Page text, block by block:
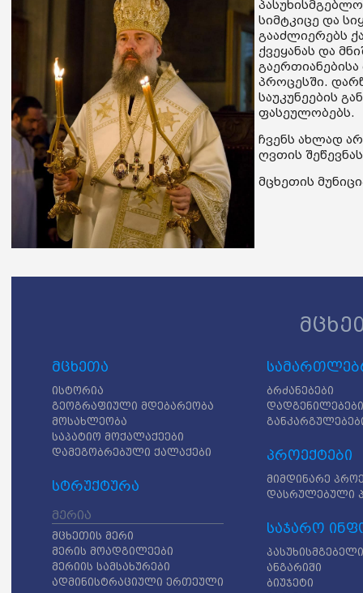
სიმტკიცე და
გააძლიერებს
ქვეყანას და
პროცესში.
საუკუნეების
ფასეულობებს.
ჩვენს ახლად
ღვთის
მცხეთის
მცხეთა
ისტორია
გეოგრაფიული მდებარეობა
მოსახლეობა
საპატიო მოქალაქეები
დამეგობრებული ქალაქები
სტრუქტურა
მერია
მცხეთის მერი
მერის მოადგილეები
მერიის სამსახურები
ადმინისტრაციული ერთეული
ბრძანებები
დადგენილებები
პროექტები
მიმდინარე
დასრულებული
საჯარო
ანგარიში
ბიუჯეტი